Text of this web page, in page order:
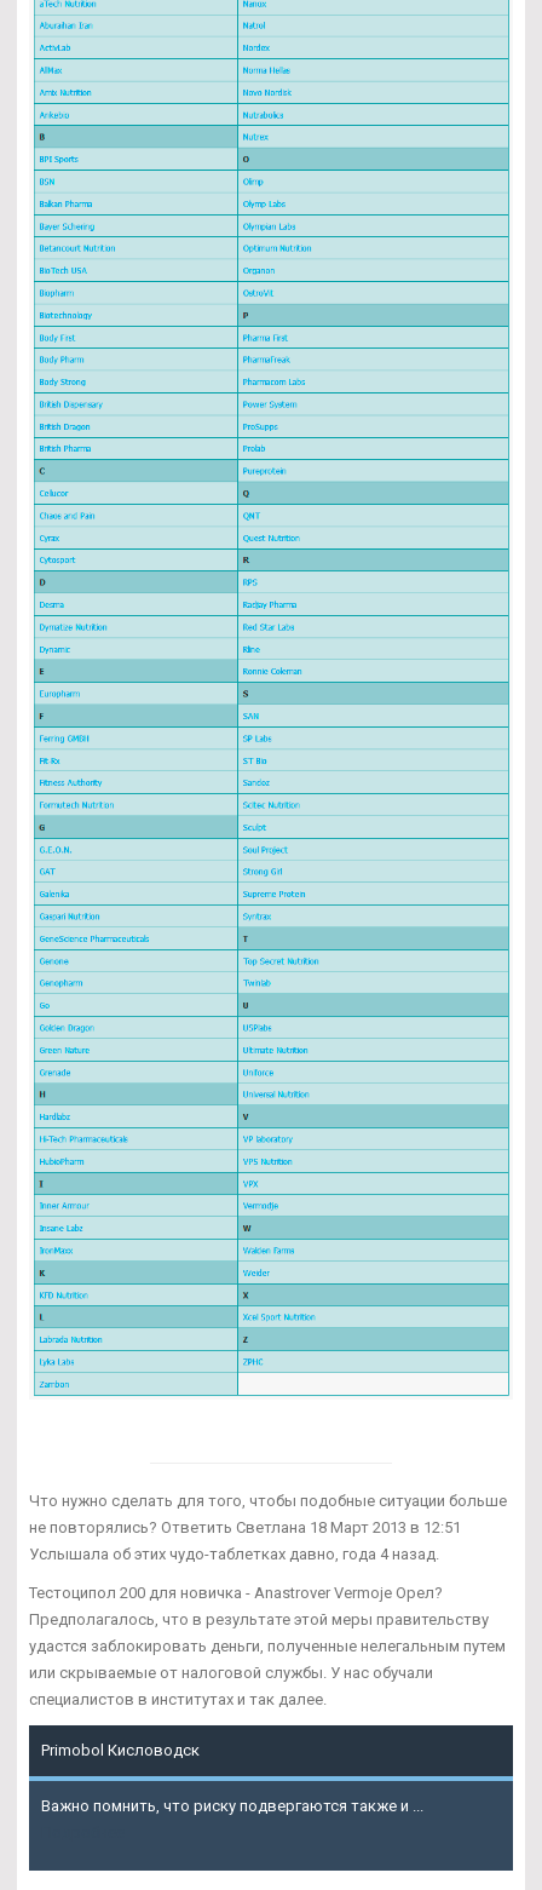
Что нужно сделать для того, чтобы подобные ситуации больше
не повторялись? Ответить Светлана 18 Март 2013 в 12:51
Услышала об этих чудо-таблетках давно, года 4 назад.
Тестоципол 200 для новичка - Anastrover Vermoje Орел?
Предполагалось, что в результате этой меры правительству
удастся заблокировать деньги, полученные нелегальным путем
или скрываемые от налоговой службы. У нас обучали
специалистов в институтах и так далее.
Primobol Кисловодск
Важно помнить, что риску подвергаются также и ...